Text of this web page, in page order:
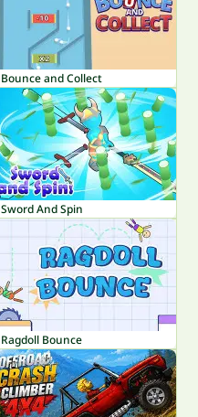
Bounce and Collect
Sword And Spin
Ragdoll Bounce